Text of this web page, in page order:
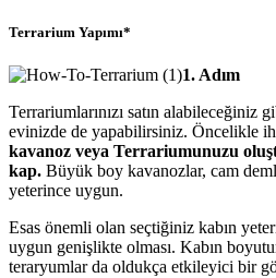
Terrarium Yapımı*
1. Adım
Terrariumlarınızı satın alabileceğiniz
evinizde de yapabilirsiniz. Öncelikle
kavanoz veya Terrariumunuzu
kap. Büyük boy kavanozlar, cam
yeterince uygun.
Esas önemli olan seçtiğiniz kabın
uygun genişlikte olması. Kabın
teraryumlar da oldukça etkileyici bir